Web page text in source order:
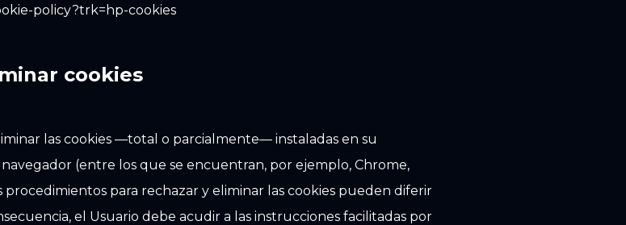
policy?trk=hp-cookies
cookies
las cookies —total o parcialmente— instaladas en su
(entre los que se encuentran, por ejemplo, Chrome,
procedimientos para rechazar y eliminar las cookies pueden diferir
el Usuario debe acudir a las instrucciones facilitadas por